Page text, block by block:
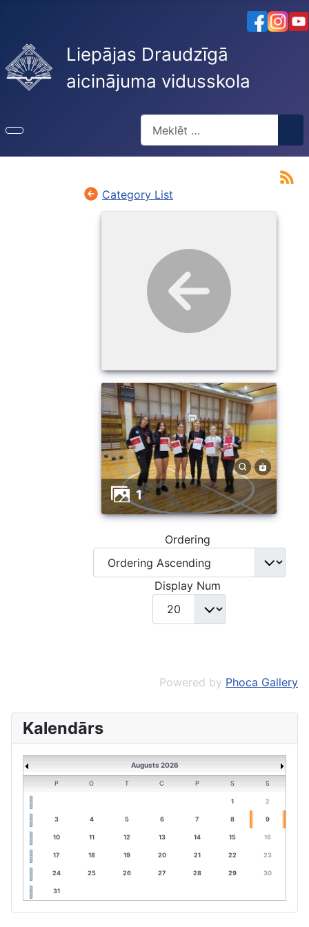
Liepājas Draudzīgā
aicinājuma vidusskola
Type 2 or more characters for
Category List
1
Ordering
Display Num
Powered by Phoca Gallery
Kalendārs
Augusts 2026
P O T C P S S
1 2
3 4 5 6 7 8 9
10 11 12 13 14 15 16
17 18 19 20 21 22 23
24 25 26 27 28 29 30
31